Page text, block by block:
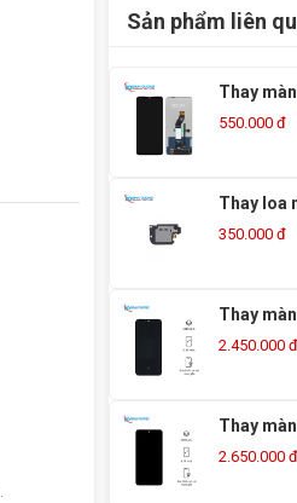
Sản phẩm liên
Thay
550.000 đ
Thay loa
350.000 đ
Thay
2.450.000 đ
Thay
2.650.000 đ